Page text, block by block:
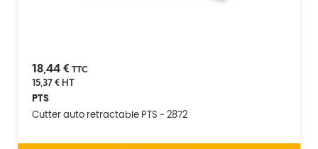
18,44 € TTC
15,37 €HT
PTS
Cutter auto retractable PTS - 2872